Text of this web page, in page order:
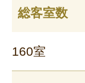
JR回数券類、ギ
産品、旅行積立商
フリーセレクシ
い商品
総客室数
160室